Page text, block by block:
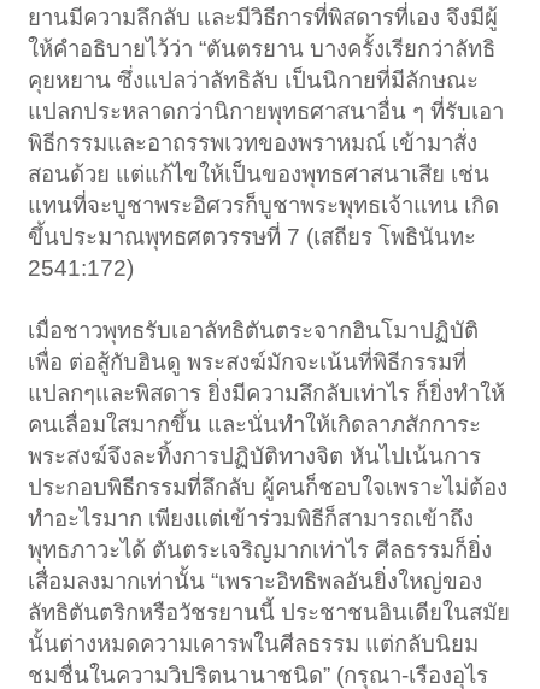
ยานมีความลึกลับ และมีวิธีการที่พิสดารที่เอง จึงมีผู้
ให้คำอธิบายไว้ว่า “ตันตรยาน บางครั้งเรียกว่าลัทธิ
คุยหยาน ซึ่งแปลว่าลัทธิลับ เป็นนิกายที่มีลักษณะ
แปลกประหลาดกว่านิกายพุทธศาสนาอื่น ๆ ที่รับเอา
พิธีกรรมและอาถรรพเวทของพราหมณ์ เข้ามาสั่ง
สอนด้วย แต่แก้ไขให้เป็นของพุทธศาสนาเสีย เช่น
แทนที่จะบูชาพระอิศวรก็บูชาพระพุทธเจ้าแทน เกิด
ขึ้นประมาณพุทธศตวรรษที่ 7 (เสถียร โพธินันทะ
2541:172)
เมื่อชาวพุทธรับเอาลัทธิตันตระจากฮินโมาปฏิบัติ
เพื่อ ต่อสู้กับฮินดู พระสงฆ์มักจะเน้นที่พิธีกรรมที่
แปลกๆและพิสดาร ยิ่งมีความลึกลับเท่าไร ก็ยิ่งทำให้
คนเลื่อมใสมากขึ้น และนั่นทำให้เกิดลาภสักการะ
พระสงฆ์จึงละทิ้งการปฏิบัติทางจิต หันไปเน้นการ
ประกอบพิธีกรรมที่ลึกลับ ผู้คนก็ชอบใจเพราะไม่ต้อง
ทำอะไรมาก เพียงแต่เข้าร่วมพิธีก็สามารถเข้าถึง
พุทธภาวะได้ ตันตระเจริญมากเท่าไร ศีลธรรมก็ยิ่ง
เสื่อมลงมากเท่านั้น “เพราะอิทธิพลอันยิ่งใหญ่ของ
ลัทธิตันตริกหรือวัชรยานนี้ ประชาชนอินเดียในสมัย
นั้นต่างหมดความเคารพในศีลธรรม แต่กลับนิยม
ชมชื่นในความวิปริตนานาชนิด” (กรุณา-เรืองอุไร